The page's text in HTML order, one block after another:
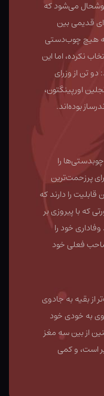
می‌شود که
قدیمی بین
که هیچ چوب‌دستی
نکرده، اما این
تن از وزرای
اورپینگتون،
بوده‌اند.
را
پرزحمت‌ترین
را دارند که
که با پیروزی بر
خود را
فعلی خود
از بقیه به جادوی
به خودی خود
از بین سه مغز
است، و کمی